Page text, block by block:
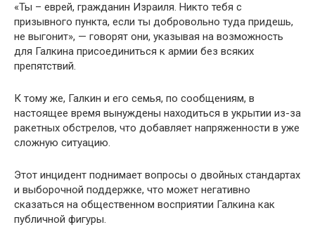
«Ты – еврей, гражданин Израиля. Никто тебя с
призывного пункта, если ты добровольно туда придешь,
не выгонит», — говорят они, указывая на возможность
для Галкина присоединиться к армии без всяких
препятствий.
К тому же, Галкин и его семья, по сообщениям, в
настоящее время вынуждены находиться в укрытии из-за
ракетных обстрелов, что добавляет напряженности в уже
сложную ситуацию.
Этот инцидент поднимает вопросы о двойных стандартах
и выборочной поддержке, что может негативно
сказаться на общественном восприятии Галкина как
публичной фигуры.